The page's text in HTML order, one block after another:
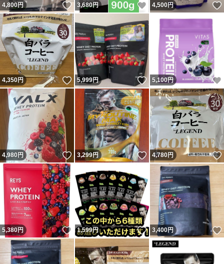
4,800円 いいね！
3,680円 いいね！
4,500円
4,350円 いいね！
5,999円 いいね！
5,100円
4,980円 いいね！
3,299円 いいね！
4,780円
5,380円 いいね！
1,599円 いいね！
3,400円